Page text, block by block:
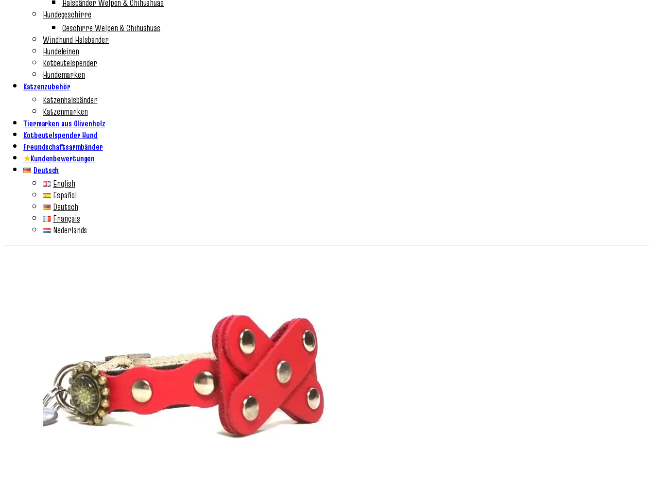
Halsbänder Welpen & Chihuahuas
Hundegeschirre
Geschirre Welpen & Chihuahuas
Windhund Halsbänder
Hundeleinen
Kotbeutelspender
Hundemarken
Katzenzubehör
Katzenhalsbänder
Katzenmarken
Tiermarken aus Olivenholz
Kotbeutelspender Hund
Freundschaftsarmbänder
★Kundenbewertungen
Deutsch
English
Español
Deutsch
Français
Nederlands